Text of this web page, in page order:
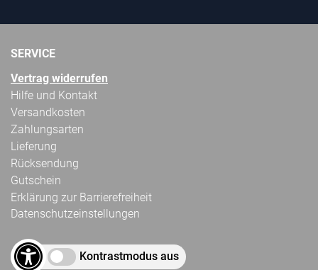
SERVICE
Vertrag widerrufen
Hilfe und Kontakt
Versandkosten
Zahlungsarten
Lieferung
Rücksendung
Gutschein
Erklärung zur Barrierefreiheit
Datenschutzeinstellungen
Kontrastmodus aus